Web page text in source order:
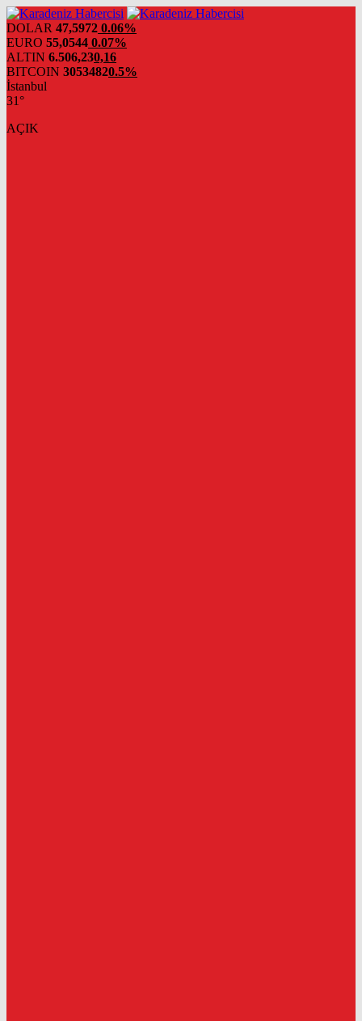
DOLAR 47,5972 0.06%
EURO 55,0544 0.07%
ALTIN 6.506,230,16
BITCOIN 30534820.5%
İstanbul
31°
AÇIK